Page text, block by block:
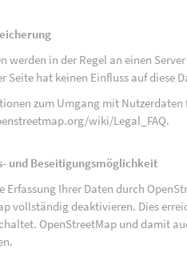
werden in der Regel an einen
Seite hat keinen Einfluss auf diese
zum Umgang mit
wiki/Legal_FAQ.
und Beseitigungsmöglichkeit
Erfassung Ihrer Daten durch
vollständig deaktivieren. Dies
OpenStreetMap und damit